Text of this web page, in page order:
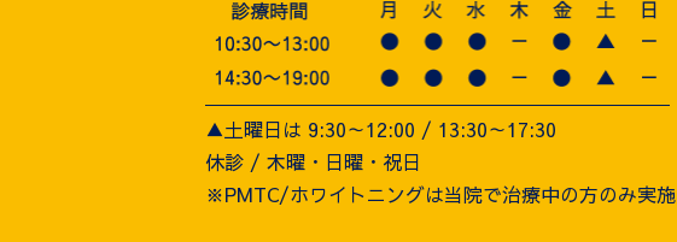
▲土曜日は 9:30～12:00 / 13:30～17:30
休診 / 木曜・日曜・祝日
※PMTC/ホワイトニングは当院で治療中の方のみ実施